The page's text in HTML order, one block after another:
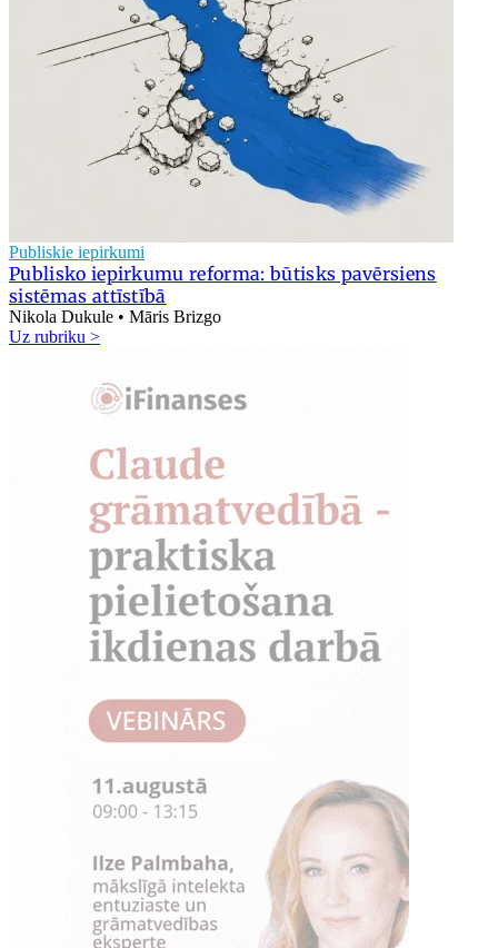
Publiskie iepirkumi
Publisko iepirkumu reforma: būtisks pavērsiens
sistēmas attīstībā
Nikola Dukule • Māris Brizgo
Uz rubriku >